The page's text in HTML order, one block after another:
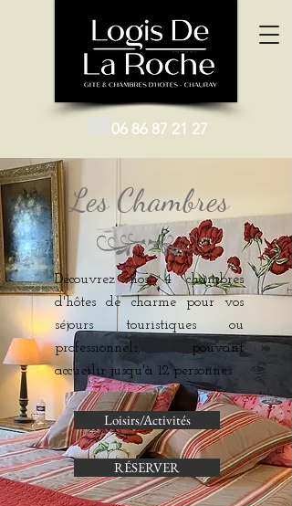
06 86 87 21 27
Les Chambres
Découvrez nos 4 chambres
d'hôtes de charme pour vos
séjours touristiques ou
professionnels, pouvant
accueilir jusqu'à 12 personnes
Loisirs/Activités
RÉSERVER